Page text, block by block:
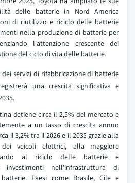
delle batterie in Nord America
di riutilizzo e riciclo delle batterie
nella produzione di batterie per
l'attenzione crescente dei
del ciclo di vita delle batterie.
servizi di rifabbricazione di batterie
una crescita significativa e
detiene circa il 2,5% del mercato e
a un tasso di crescita annuo
il 3,2% tra il 2026 e il 2035 grazie alla
dei veicoli elettrici, alla maggiore
al riciclo delle batterie e
investimenti nell'infrastruttura di
Paesi come Brasile, Cile e